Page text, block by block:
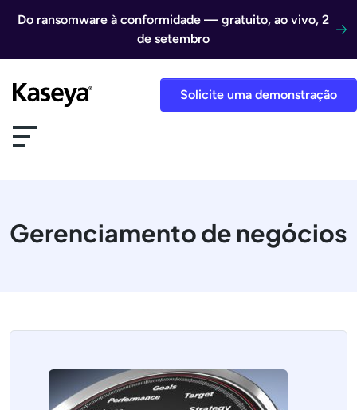
Do ransomware à conformidade — gratuito, ao vivo, 2
de setembro
Solicite uma demonstração
Gerenciamento de negócios